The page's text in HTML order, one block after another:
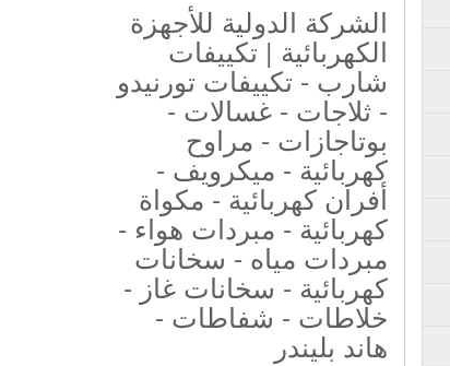
الشركة الدولية للأجهزة
الكهربائية | تكييفات
شارب - تكييفات تورنيدو
- ثلاجات - غسالات -
بوتاجازات - مراوح
كهربائية - ميكرويف -
أفران كهربائية - مكواة
كهربائية - مبردات هواء -
مبردات مياه - سخانات
كهربائية - سخانات غاز -
خلاطات - شفاطات -
هاند بليندر